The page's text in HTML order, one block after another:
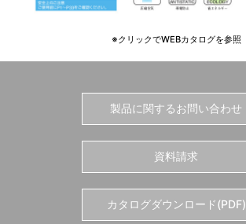
※クリックでWEBカタログを参照
製品に関するお問い合わせ
資料請求
カタログダウンロード(PDF)